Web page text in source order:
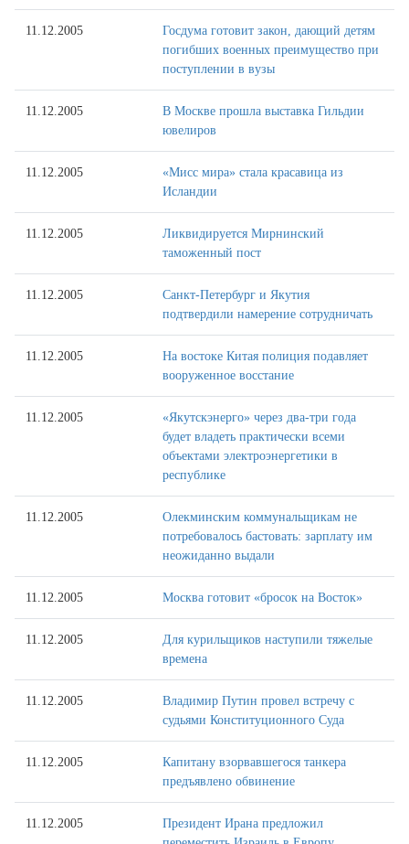
11.12.2005
Госдума готовит закон, дающий детям
погибших военных преимущество при
поступлении в вузы
11.12.2005
В Москве прошла выставка Гильдии
ювелиров
11.12.2005
«Мисс мира» стала красавица из
Исландии
11.12.2005
Ликвидируется Мирнинский
таможенный пост
11.12.2005
Санкт-Петербург и Якутия
подтвердили намерение сотрудничать
11.12.2005
На востоке Китая полиция подавляет
вооруженное восстание
11.12.2005
«Якутскэнерго» через два-три года
будет владеть практически всеми
объектами электроэнергетики в
республике
11.12.2005
Олекминским коммунальщикам не
потребовалось бастовать: зарплату им
неожиданно выдали
11.12.2005 Москва готовит «бросок на Восток»
11.12.2005
Для курильщиков наступили тяжелые
времена
11.12.2005
Владимир Путин провел встречу с
судьями Конституционного Суда
11.12.2005
Капитану взорвавшегося танкера
предъявлено обвинение
11.12.2005
Президент Ирана предложил